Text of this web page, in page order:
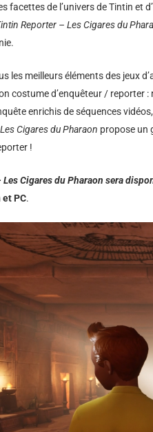
facettes de l’univers de Tintin et
Reporter – Les Cigares du
les meilleurs éléments des jeux
costume d’enquêteur / reporter
enrichis de séquences
Cigares du Pharaon propose un
!
Cigares du Pharaon sera
PC.